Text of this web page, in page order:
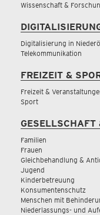
Wissenschaft &
Digitalisierung in
Telekommunikation
FREIZEIT &
Freizeit &
Sport
GESELLSCHAFT
Familien
Frauen
Gleichbehandlung &
Jugend
Kinderbetreuung
Konsumentenschutz
Menschen mit
Niederlassungs- und